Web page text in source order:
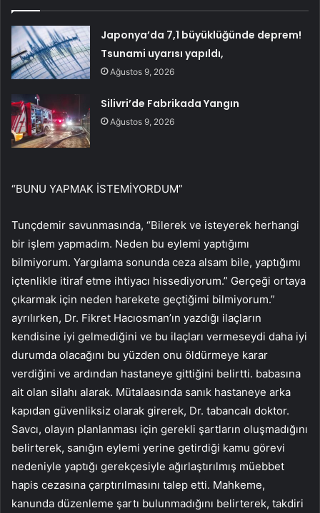
Japonya’da 7,1 büyüklüğünde deprem!
Tsunami uyarısı yapıldı,
Ağustos 9, 2026
Silivri’de Fabrikada Yangın
Ağustos 9, 2026
“BUNU YAPMAK İSTEMİYORDUM”
Tunçdemir savunmasında, “Bilerek ve isteyerek herhangi
bir işlem yapmadım. Neden bu eylemi yaptığımı
bilmiyorum. Yargılama sonunda ceza alsam bile, yaptığımı
içtenlikle itiraf etme ihtiyacı hissediyorum.” Gerçeği ortaya
çıkarmak için neden harekete geçtiğimi bilmiyorum.”
ayrılırken, Dr. Fikret Hacıosman’ın yazdığı ilaçların
kendisine iyi gelmediğini ve bu ilaçları vermeseydi daha iyi
durumda olacağını bu yüzden onu öldürmeye karar
verdiğini ve ardından hastaneye gittiğini belirtti. babasına
ait olan silahı alarak. Mütalaasında sanık hastaneye arka
kapıdan güvenliksiz olarak girerek, Dr. tabancalı doktor.
Savcı, olayın planlanması için gerekli şartların oluşmadığını
belirterek, sanığın eylemi yerine getirdiği kamu görevi
nedeniyle yaptığı gerekçesiyle ağırlaştırılmış müebbet
hapis cezasına çarptırılmasını talep etti. Mahkeme,
kanunda düzenleme şartı bulunmadığını belirterek, takdiri